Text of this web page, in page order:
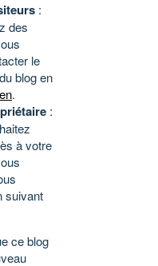
:
des
le
blog en
.
:
à votre
suivant
ce blog